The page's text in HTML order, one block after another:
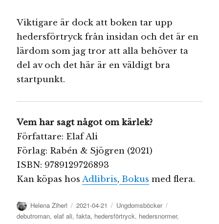
Viktigare är dock att boken tar upp
hedersförtryck från insidan och det är en
lärdom som jag tror att alla behöver ta
del av och det här är en väldigt bra
startpunkt.
Vem har sagt något om kärlek?
Författare: Elaf Ali
Förlag: Rabén & Sjögren (2021)
ISBN: 9789129726893
Kan köpas hosAdlibris, Bokus med flera.
Författare
Helena Ziherl
Publicerat
den
2021-04-21 Kategorier
Ungdomsböcker
debutroman,elaf ali,fakta, hedersförtryck, hedersnormer,